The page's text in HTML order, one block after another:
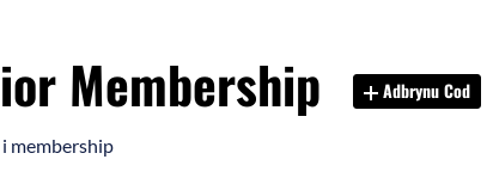
Membership Adbrynu Cod
membership